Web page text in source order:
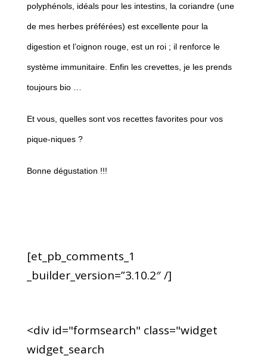
polyphénols, idéals pour les intestins, la coriandre (une
de mes herbes préférées) est excellente pour la
digestion et l’oignon rouge, est un roi ; il renforce le
système immunitaire. Enfin les crevettes, je les prends
toujours bio …
Et vous, quelles sont vos recettes favorites pour vos
pique-niques ?
Bonne dégustation !!!
[et_pb_comments_1
_builder_version=”3.10.2″ /]
<div id="formsearch" class="widget
widget_search